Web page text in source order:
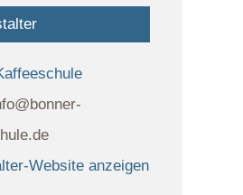
Website anzeigen